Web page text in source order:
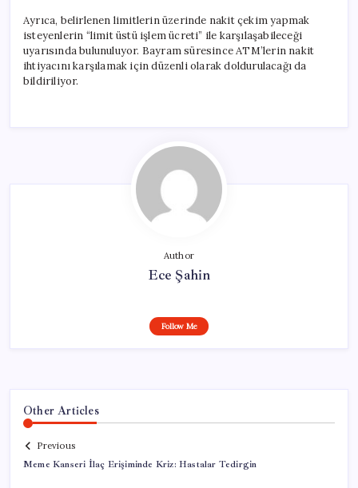
Ayrıca, belirlenen limitlerin üzerinde nakit çekim yapmak
isteyenlerin “limit üstü işlem ücreti” ile karşılaşabileceği
uyarısında bulunuluyor. Bayram süresince ATM’lerin nakit
ihtiyacını karşılamak için düzenli olarak doldurulacağı da
bildiriliyor.
Author
Ece Şahin
Follow Me
Other Articles
Previous
Meme Kanseri İlaç Erişiminde Kriz: Hastalar Tedirgin